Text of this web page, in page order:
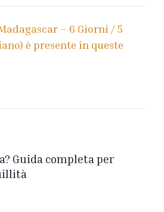
– 6 Giorni / 5
è presente in queste
Guida completa per